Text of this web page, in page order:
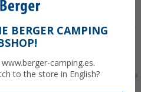
BERGER CAMPING
camping.es.
to the store in English?